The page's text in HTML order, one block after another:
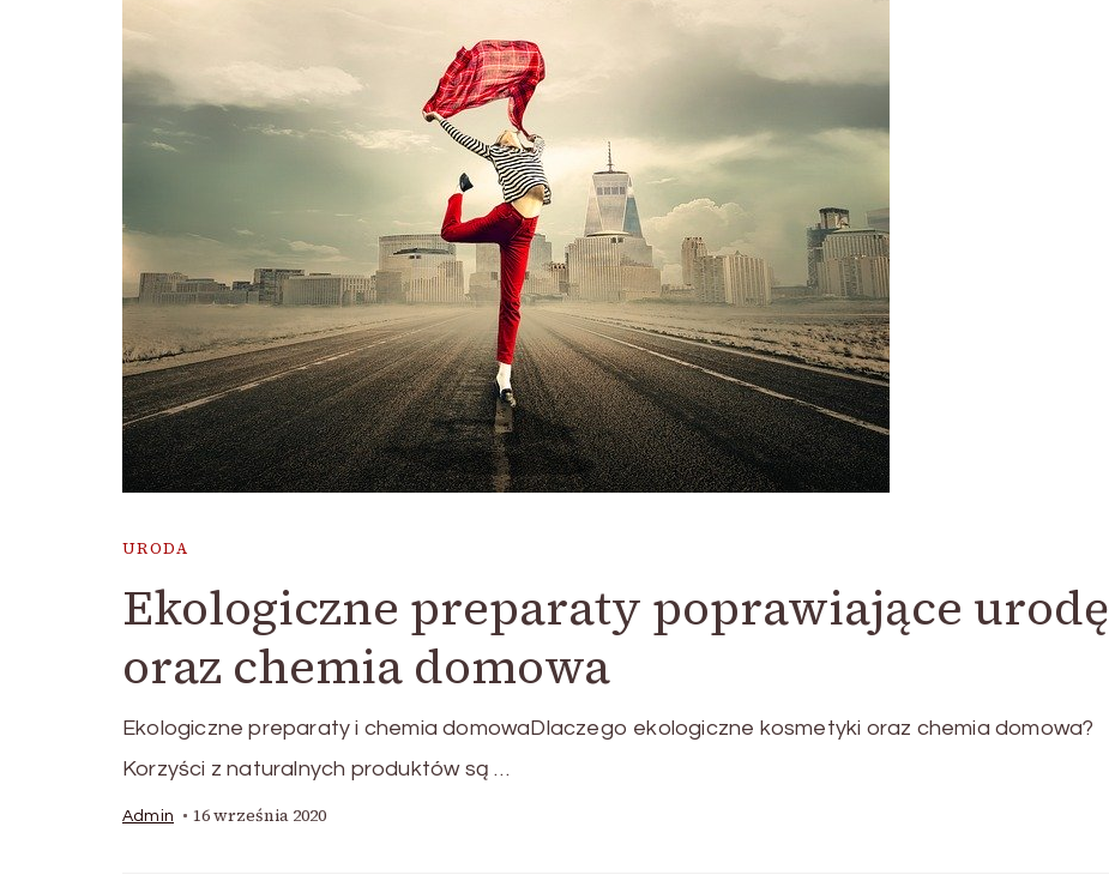
URODA
Ekologiczne preparaty poprawiające urodę
oraz chemia domowa
Ekologiczne preparaty i chemia domowaDlaczego ekologiczne kosmetyki oraz chemia domowa?
Korzyści z naturalnych produktów są …
Admin 16 września 2020